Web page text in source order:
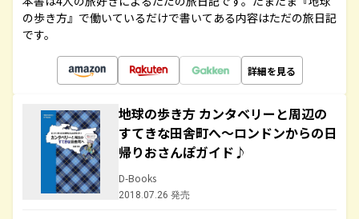
の歩き方』で働いているだけで書いてある内容はただの旅日記
です。
詳細を見る
地球の歩き方 カンタベリーと周辺の
すてきな田舎町へ～ロンドンからの日
帰りおさんぽガイド♪
D-Books
2018.07.26 発売